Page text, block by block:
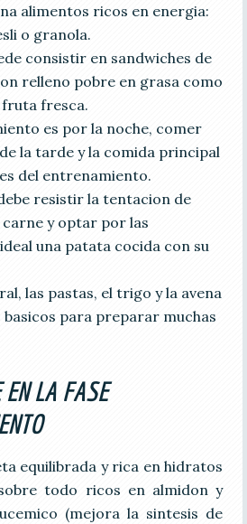
alimentos ricos en energia:
o granola.
consistir en sandwiches de
relleno pobre en grasa como
fruta fresca.
es por la noche, comer
la tarde y la comida principal
del entrenamiento.
resistir la tentacion de
y optar por las
una patata cocida con su
las pastas, el trigo y la avena
para preparar muchas
EN LA FASE
equilibrada y rica en hidratos
todo ricos en almidon y
(mejora la sintesis de